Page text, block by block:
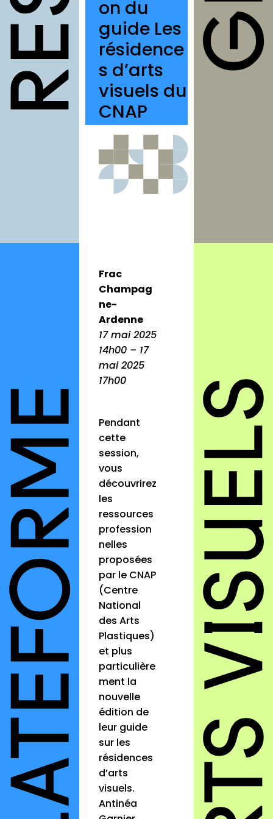
structures
autres
annuaires
à propos
contact
Connexion
Inscription
on du
guide Les
résidence
s d’arts
visuels du
CNAP
Frac
Champag
ne-
Ardenne
17 mai 2025
14h00 – 17
mai 2025
17h00
Pendant
cette
session,
vous
découvrirez
les
ressources
profession
nelles
proposées
par le CNAP
(Centre
National
des Arts
Plastiques)
et plus
particulière
ment la
nouvelle
édition de
leur guide
sur les
résidences
d’arts
visuels.
Antinéa